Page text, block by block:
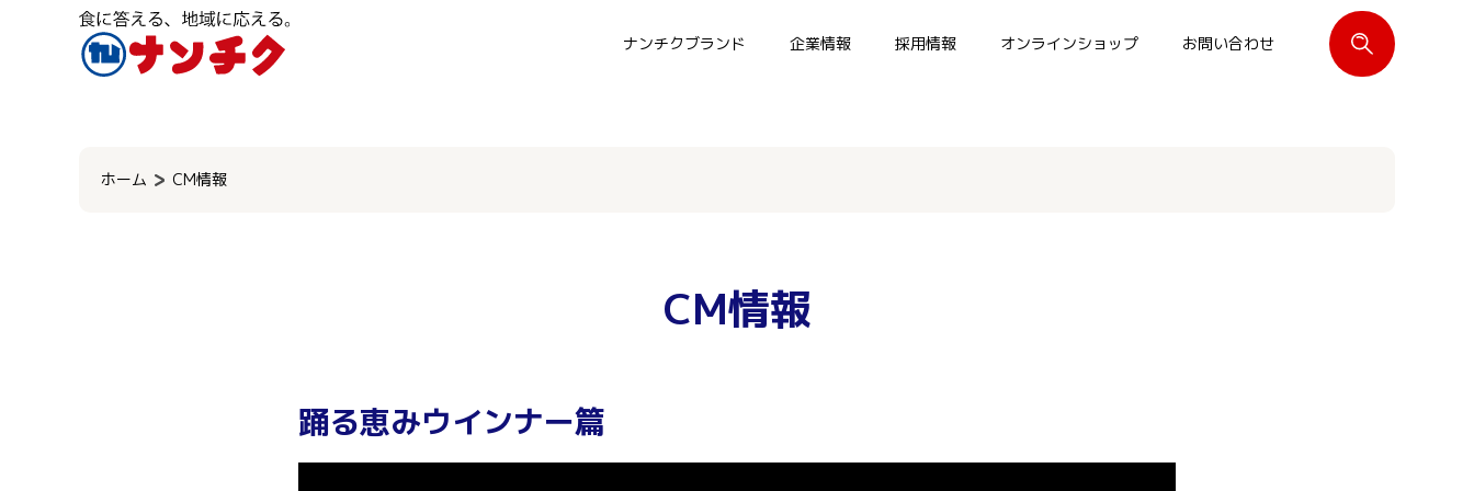
ナンチクブランド 企業情報 採用情報 オンラインショップ お問い合わせ
ホーム CM情報
CM情報
踊る恵みウインナー篇